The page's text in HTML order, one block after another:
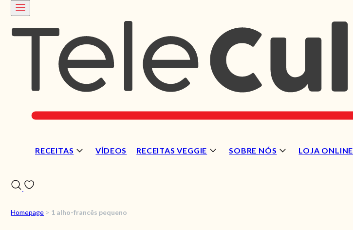
RECEITAS VÍDEOS RECEITAS VEGGIE SOBRE NÓS LOJA ONLINE
Homepage > 1 alho-francês pequeno